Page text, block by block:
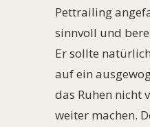
Pettrailing
sinnvoll und
Er sollte
auf ein
das Ruhen nicht
weiter machen.